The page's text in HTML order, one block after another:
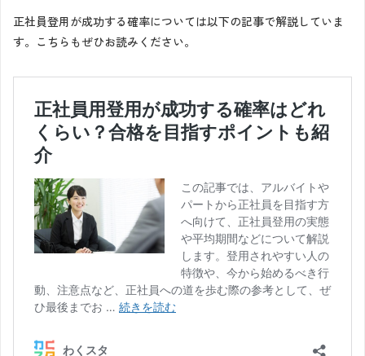
正社員登用が成功する確率については以下の記事で解説していま
す。こちらもぜひお読みください。